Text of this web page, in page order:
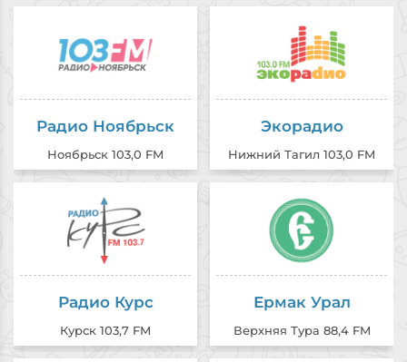
Радио Ноябрьск
Ноябрьск 103,0 FM
Экорадио
Нижний Тагил 103,0 FM
Радио Курс
Курск 103,7 FM
Ермак Урал
Верхняя Тура 88,4 FM